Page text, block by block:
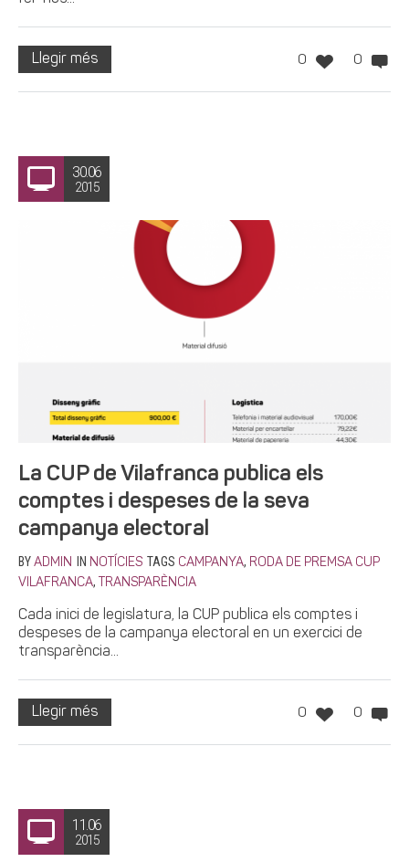
0 0
Llegir més
30.06
2015
La CUP de Vilafranca publica els
comptes i despeses de la seva
campanya electoral
BY ADMIN IN NOTÍCIES TAGS CAMPANYA, RODA DE PREMSA CUP
VILAFRANCA, TRANSPARÈNCIA
Cada inici de legislatura, la CUP publica els comptes i
despeses de la campanya electoral en un exercici de
transparència...
0 0
Llegir més
11.06
2015